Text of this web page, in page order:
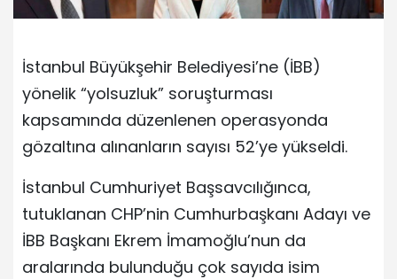
İstanbul Büyükşehir Belediyesi’ne (İBB)
yönelik “yolsuzluk” soruşturması
kapsamında düzenlenen operasyonda
gözaltına alınanların sayısı 52’ye yükseldi.
İstanbul Cumhuriyet Başsavcılığınca,
tutuklanan CHP’nin Cumhurbaşkanı Adayı ve
İBB Başkanı Ekrem İmamoğlu’nun da
aralarında bulunduğu çok sayıda isim